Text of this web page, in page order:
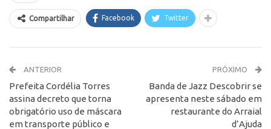
Compartilhar Facebook Twitter
ANTERIOR
Prefeita Cordélia Torres
assina decreto que torna
obrigatório uso de máscara
em transporte público e
PRÓXIMO
Banda de Jazz Descobrir se
apresenta neste sábado em
restaurante do Arraial
d’Ajuda